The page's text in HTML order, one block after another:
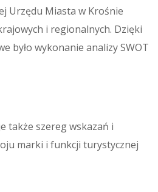
Urzędu Miasta w Krośnie
i regionalnych. Dzięki
było wykonanie analizy SWOT
także szereg wskazań i
marki i funkcji turystycznej